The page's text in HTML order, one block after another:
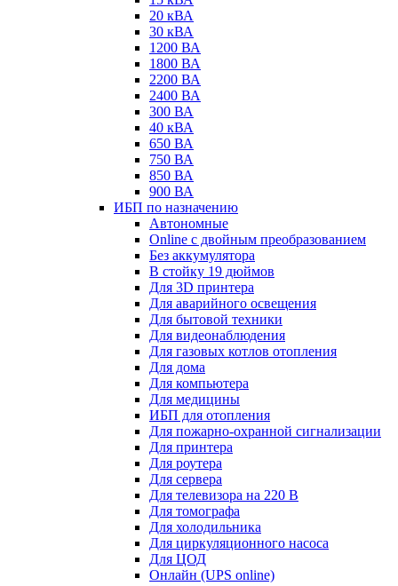
20 кВА
30 кВА
1200 ВА
1800 ВА
2200 ВА
2400 ВА
300 ВА
40 кВА
650 ВА
750 ВА
850 ВА
900 ВА
ИБП по назначению
Автономные
Online с двойным преобразованием
Без аккумулятора
В стойку 19 дюймов
Для 3D принтера
Для аварийного освещения
Для бытовой техники
Для видеонаблюдения
Для газовых котлов отопления
Для дома
Для компьютера
Для медицины
ИБП для отопления
Для пожарно-охранной сигнализации
Для принтера
Для роутера
Для сервера
Для телевизора на 220 В
Для томографа
Для холодильника
Для циркуляционного насоса
Для ЦОД
Онлайн (UPS online)